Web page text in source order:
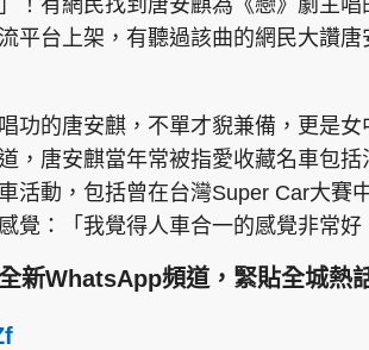
平台上架，有聽過該曲的網民大讚唐
功的唐安麒，不單才貎兼備，更是
，唐安麒當年常被指愛收藏名車包
活動，包括曾在台灣Super Car大賽
覺：「我覺得人車合一的感覺非常好
新WhatsApp頻道，緊貼全城熱